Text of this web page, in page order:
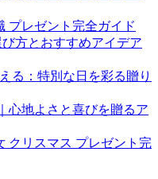
プレゼント完全ガイド
方とおすすめアイデア
る：特別な日を彩る贈り
心地よさと喜びを贈るア
クリスマス プレゼント完